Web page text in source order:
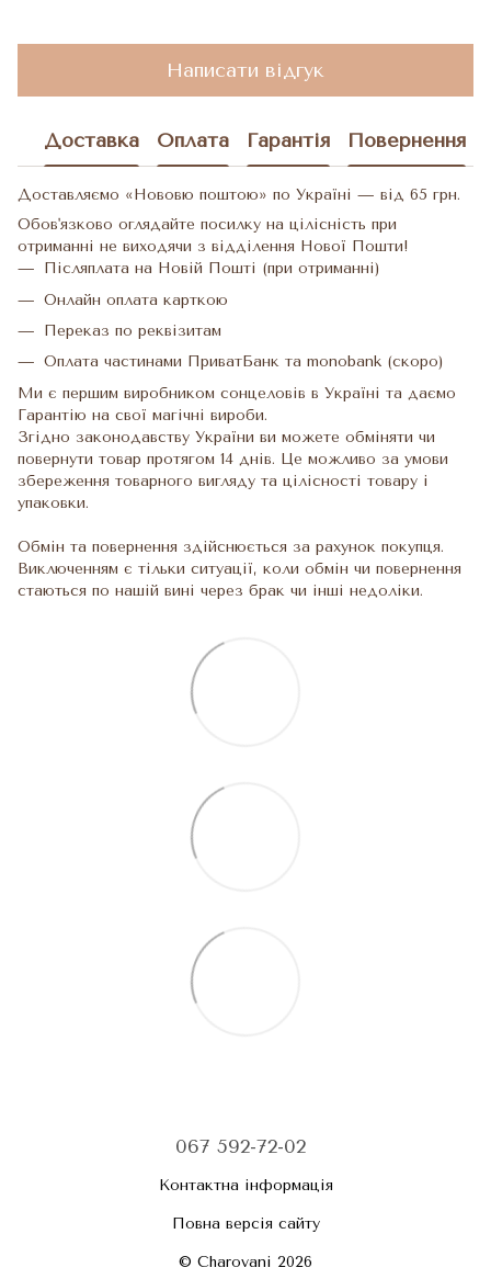
Написати відгук
Доставка Оплата Гарантія Повернення
Доставляємо «Нововю поштою» по Україні — від 65 грн.
Обов'язково оглядайте посилку на цілісність при
отриманні не виходячи з відділення Нової Пошти!
Післяплата на Новій Пошті (при отриманні)
Онлайн оплата карткою
Переказ по реквізитам
Оплата частинами ПриватБанк та monobank (скоро)
Ми є першим виробником сонцеловів в Україні та даємо
Гарантію на свої магічні вироби.
Згідно законодавству України ви можете обміняти чи
повернути товар протягом 14 днів. Це можливо за умови
збереження товарного вигляду та цілісності товару і
упаковки.
Обмін та повернення здійснюється за рахунок покупця.
Виключенням є тільки ситуації, коли обмін чи повернення
стаються по нашій вині через брак чи інші недоліки.
067 592-72-02
Контактна інформація
Повна версія сайту
© Charovani 2026